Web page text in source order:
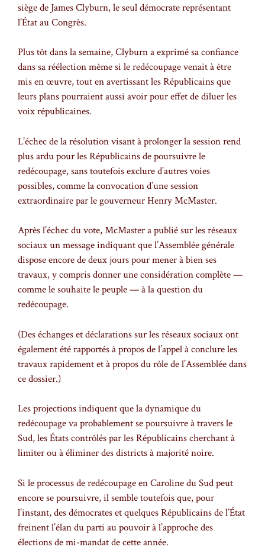
siège de James Clyburn, le seul démocrate représentant
l’État au Congrès.
Plus tôt dans la semaine, Clyburn a exprimé sa confiance
dans sa réélection même si le redécoupage venait à être
mis en œuvre, tout en avertissant les Républicains que
leurs plans pourraient aussi avoir pour effet de diluer les
voix républicaines.
L’échec de la résolution visant à prolonger la session rend
plus ardu pour les Républicains de poursuivre le
redécoupage, sans toutefois exclure d’autres voies
possibles, comme la convocation d’une session
extraordinaire par le gouverneur Henry McMaster.
Après l’échec du vote, McMaster a publié sur les réseaux
sociaux un message indiquant que l’Assemblée générale
dispose encore de deux jours pour mener à bien ses
travaux, y compris donner une considération complète —
comme le souhaite le peuple — à la question du
redécoupage.
(Des échanges et déclarations sur les réseaux sociaux ont
également été rapportés à propos de l’appel à conclure les
travaux rapidement et à propos du rôle de l’Assemblée dans
ce dossier.)
Les projections indiquent que la dynamique du
redécoupage va probablement se poursuivre à travers le
Sud, les États contrôlés par les Républicains cherchant à
limiter ou à éliminer des districts à majorité noire.
Si le processus de redécoupage en Caroline du Sud peut
encore se poursuivre, il semble toutefois que, pour
l’instant, des démocrates et quelques Républicains de l’État
freinent l’élan du parti au pouvoir à l’approche des
élections de mi-mandat de cette année.